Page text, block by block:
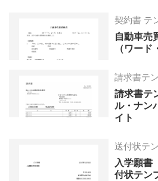
契約書 テ
自動車売
（ワード
請求書テ
請求書テ
ル・ナン
イト
送付状テ
入学願書
付状テン